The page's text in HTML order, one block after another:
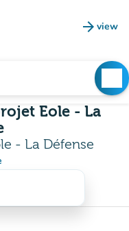
arrow_forward view
(new
Eole - La
- La Défense